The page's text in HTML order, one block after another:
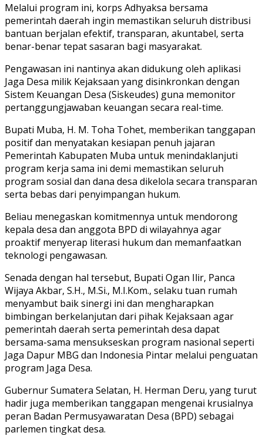
Melalui program ini, korps Adhyaksa bersama
pemerintah daerah ingin memastikan seluruh distribusi
bantuan berjalan efektif, transparan, akuntabel, serta
benar-benar tepat sasaran bagi masyarakat.
Pengawasan ini nantinya akan didukung oleh aplikasi
Jaga Desa milik Kejaksaan yang disinkronkan dengan
Sistem Keuangan Desa (Siskeudes) guna memonitor
pertanggungjawaban keuangan secara real-time.
Bupati Muba, H. M. Toha Tohet, memberikan tanggapan
positif dan menyatakan kesiapan penuh jajaran
Pemerintah Kabupaten Muba untuk menindaklanjuti
program kerja sama ini demi memastikan seluruh
program sosial dan dana desa dikelola secara transparan
serta bebas dari penyimpangan hukum.
Beliau menegaskan komitmennya untuk mendorong
kepala desa dan anggota BPD di wilayahnya agar
proaktif menyerap literasi hukum dan memanfaatkan
teknologi pengawasan.
Senada dengan hal tersebut, Bupati Ogan Ilir, Panca
Wijaya Akbar, S.H., M.Si., M.I.Kom., selaku tuan rumah
menyambut baik sinergi ini dan mengharapkan
bimbingan berkelanjutan dari pihak Kejaksaan agar
pemerintah daerah serta pemerintah desa dapat
bersama-sama mensukseskan program nasional seperti
Jaga Dapur MBG dan Indonesia Pintar melalui penguatan
program Jaga Desa.
Gubernur Sumatera Selatan, H. Herman Deru, yang turut
hadir juga memberikan tanggapan mengenai krusialnya
peran Badan Permusyawaratan Desa (BPD) sebagai
parlemen tingkat desa.